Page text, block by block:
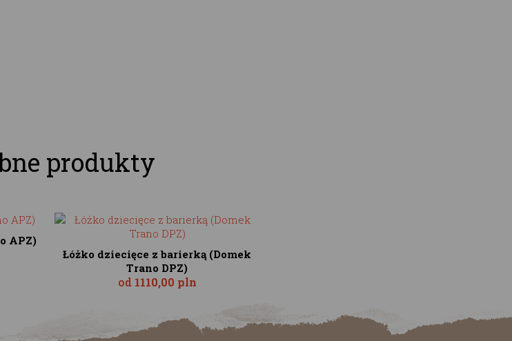
produkty
APZ)
Łóżko dziecięce z barierką (Domek
Trano DPZ)
od 1110,00 pln